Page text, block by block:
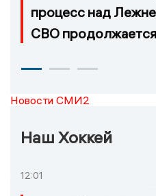
процесс над
СВО продолжается
Новости СМИ2
Наш Хоккей
12:01